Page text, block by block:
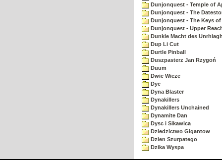
Dunjonquest - Temple of
Dunjonquest - The
Dunjonquest - The Keys
Dunjonquest - Upper
Dunkle Macht des
Dup Li Cut
Durtle Pinball
Duszpasterz Jan Rzygoń
Duum
Dwie Wieze
Dye
Dyna Blaster
Dynakillers
Dynakillers Unchained
Dynamite Dan
Dysc i Sikawica
Dziedzictwo Gigantow
Dzien Szurpatego
Dzika Wyspa